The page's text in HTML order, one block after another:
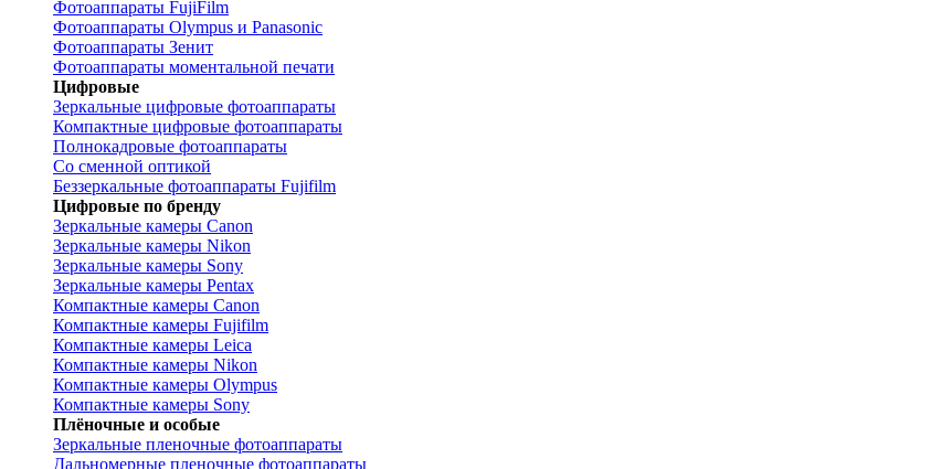
Фотоаппараты FujiFilm
Фотоаппараты Olympus и Panasonic
Фотоаппараты Зенит
Фотоаппараты моментальной печати
Цифровые
Зеркальные цифровые фотоаппараты
Компактные цифровые фотоаппараты
Полнокадровые фотоаппараты
Со сменной оптикой
Беззеркальные фотоаппараты Fujifilm
Цифровые по бренду
Зеркальные камеры Canon
Зеркальные камеры Nikon
Зеркальные камеры Sony
Зеркальные камеры Pentax
Компактные камеры Canon
Компактные камеры Fujifilm
Компактные камеры Leica
Компактные камеры Nikon
Компактные камеры Olympus
Компактные камеры Sony
Плёночные и особые
Зеркальные пленочные фотоаппараты
Дальномерные пленочные фотоаппараты